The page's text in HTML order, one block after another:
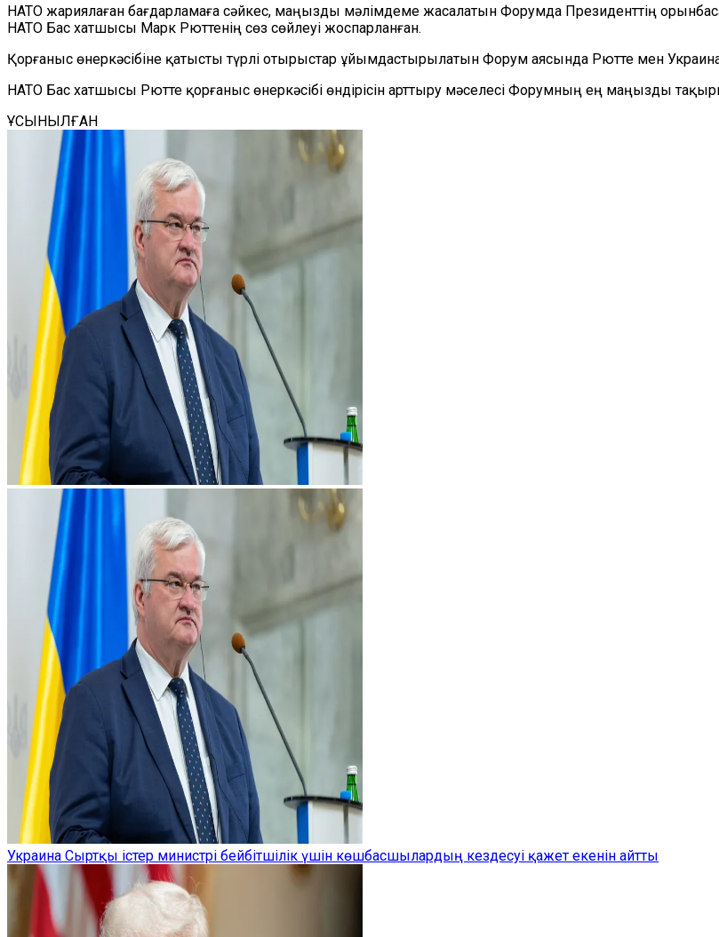
НАТО жариялаған бағдарламаға сәйкес, маңызды мәлімдеме жасалатын Форумда Президенттің
НАТО Бас хатшысы Марк Рюттенің сөз сөйлеуі жоспарланған.
Қорғаныс өнеркәсібіне қатысты түрлі отырыстар ұйымдастырылатын Форум аясында Рютте мен
НАТО Бас хатшысы Рютте қорғаныс өнеркәсібі өндірісін арттыру мәселесі Форумның ең маңызды
ҰСЫНЫЛҒАН
Украина Сыртқы істер министрі бейбітшілік үшін көшбасшылардың кездесуі қажет екенін айтты